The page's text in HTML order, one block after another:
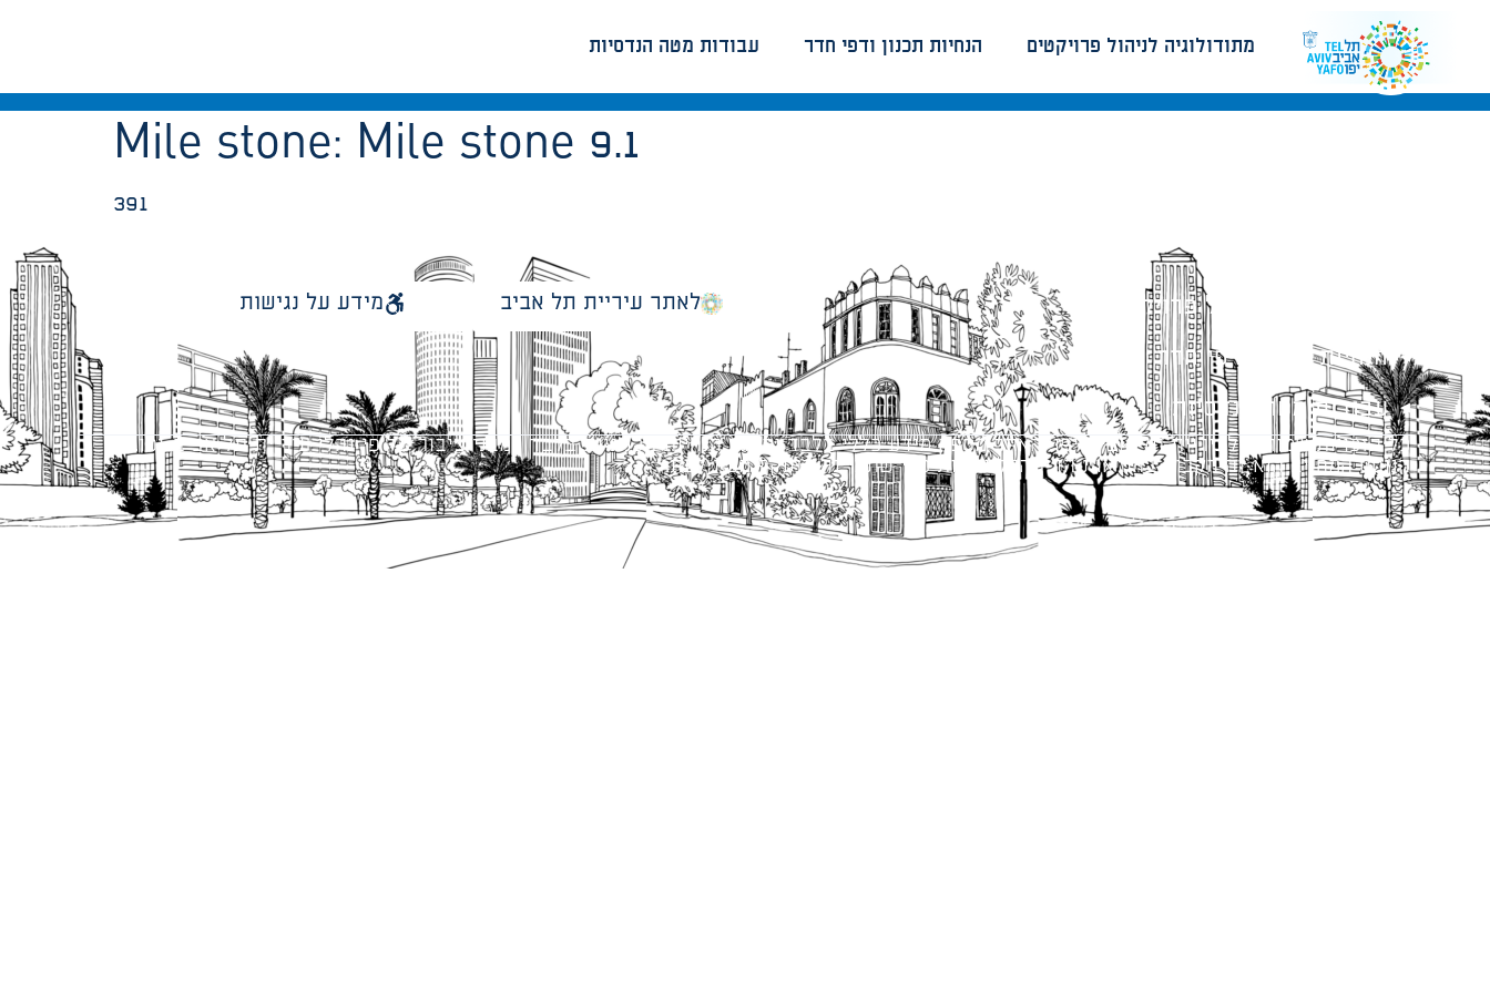
עבודות מטה הנדסיות הנחיות תכנון ודפי חדר מתודולוגיה לניהול פרויקטים
Mile stone: Mile stone 9.1
391
עבודות מטה הנדסיות
הנחיות תכנון ודפי חדר
מתודולוגיה לניהול פרויקטים לאתר עיריית תל אביב מידע על נגישות
כל הזכויות שמורות לעיריית תל-אביב-יפו. האתר מספק מידע כללי בלבד ומאגד הנחיות תכנוניות בלבד למבני ציבור על פי נהלי עיריית תל אביב-יפו.
הנוסח המחייב הוא זה הקבוע בהוראות הדין הרלוונטיות כפי שתהיינה בתוקף מעת לעת.